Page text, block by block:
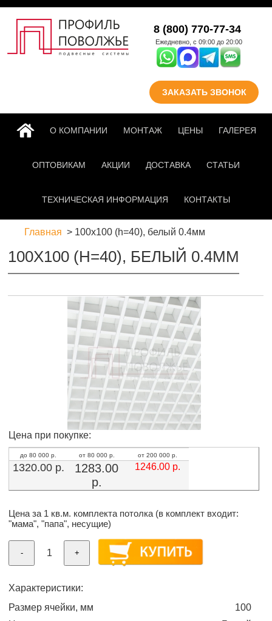
Перейти к основному
содержанию8 (800) 770-77-34
Ежедневно, с 09:00 до 20:00
ЗАКАЗАТЬ ЗВОНОК
ГЛАВНАЯО КОМПАНИИ МОНТАЖ ЦЕНЫ ГАЛЕРЕЯ
ОПТОВИКАМ АКЦИИ ДОСТАВКА СТАТЬИ
ТЕХНИЧЕСКАЯ ИНФОРМАЦИЯ КОНТАКТЫ
Главная 100х100 (h=40), белый 0.4мм
100Х100 (H=40), БЕЛЫЙ 0.4ММ
Цена при покупке:
до 80 000 р. от 80 000 р. от 200 000 р.
1320.00р.
1283.00
р.
1246.00р.
Цена за 1 кв.м. комплекта потолка (в комплект входит:
"мама", "папа", несущие)
- +
Характеристики:
Размер ячейки, мм
100